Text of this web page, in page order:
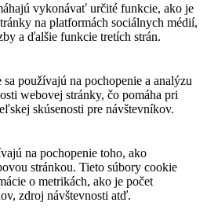
vykonávať určité funkcie, ako je
na platformách sociálnych médií,
a ďalšie funkcie tretích strán.
používajú na pochopenie a analýzu
webovej stránky, čo pomáha pri
skúsenosti pre návštevníkov.
na pochopenie toho, ako
stránkou. Tieto súbory cookie
o metrikách, ako je počet
zdroj návštevnosti atď.